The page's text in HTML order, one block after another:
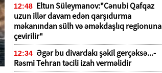
12:48 Eltun Süleymanov:"Cənubi Qafqaz
uzun illər davam edən qarşıdurma
məkanından sülh və əməkdaşlıq regionuna
çevirilir"
12:34 Əgər bu divardakı şəkil gerçəksə...-
Rəsmi Tehran təcili izah verməlidir